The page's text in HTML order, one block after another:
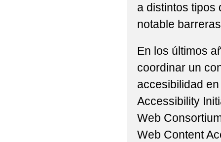
PROGRAMA
REUNIÓN DE
a distintos tipos
notable
En los últimos
coordinar un
accesibilidad
Accessibility
Web
Web Content